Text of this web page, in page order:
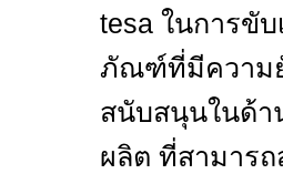
tesa ในการขั
ภัณฑ์ที่มีความ
สนับสนุนในด้
ผลิต ที่สามาร